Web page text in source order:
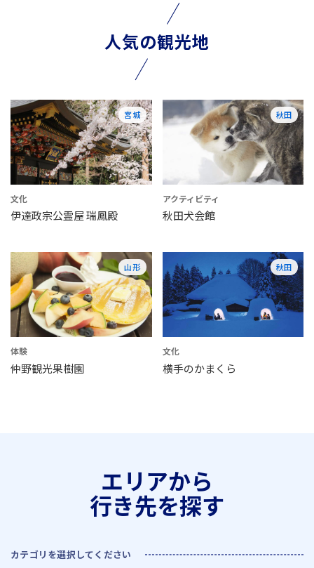
人気の観光地
宮城
文化
伊達政宗公霊屋 瑞鳳殿
秋田
アクティビティ
秋田犬会館
山形
体験
仲野観光果樹園
秋田
文化
横手のかまくら
エリアから
行き先を探す
カテゴリを選択してください